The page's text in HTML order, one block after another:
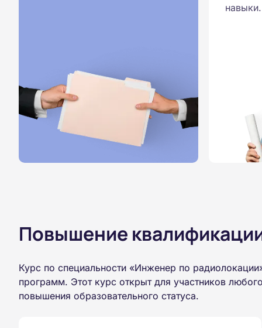
навыки.
Повышение
Курс по специальности «Инженер по
программ. Этот курс открыт для участников
повышения образовательного статуса.